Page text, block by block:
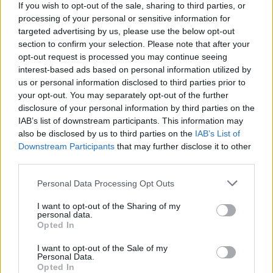
If you wish to opt-out of the sale, sharing to third parties, or
processing of your personal or sensitive information for
targeted advertising by us, please use the below opt-out
section to confirm your selection. Please note that after your
opt-out request is processed you may continue seeing
interest-based ads based on personal information utilized by
us or personal information disclosed to third parties prior to
your opt-out. You may separately opt-out of the further
disclosure of your personal information by third parties on the
IAB’s list of downstream participants. This information may
also be disclosed by us to third parties on the IAB’s List of
Downstream Participants that may further disclose it to other
Please note that this website/app uses one or more Google
not limited to your visit or usage behaviour. You may click to
grant or deny consent to Google and its third-party tags to
use your data for below specified purposes in below Google
consent section.
Personal Data Processing Opt Outs
I want to opt-out of the Sharing of my
personal data.
Opted In
I want to opt-out of the Sale of my
Personal Data.
Opted In
Az igazi különlegesség az AC Propulsion tzero elektromos
(Fotó: Petersen Automotive Museum)
A tzero-ból mindössze három példány készült, ráadásul
ezek közül kettő megsemmisült, így a világ egyetlen
darabját lehet megcsodálni Los Angelesben.
Szerencsére az autóhoz megvan aGenset